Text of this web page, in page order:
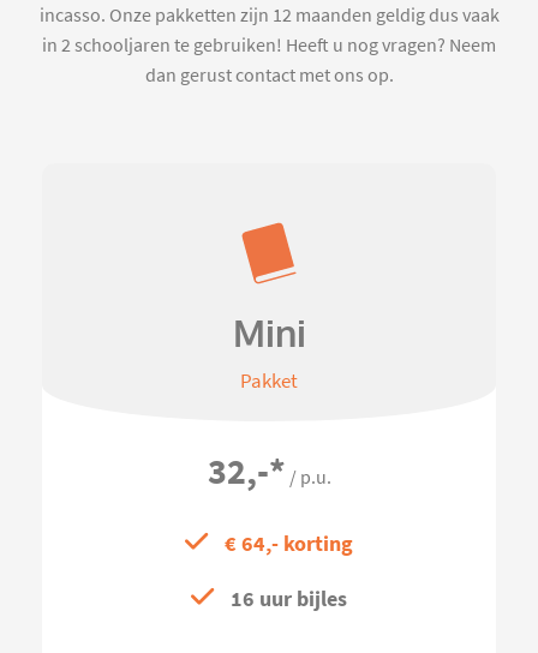
incasso. Onze pakketten zijn 12 maanden geldig dus vaak
in 2 schooljaren te gebruiken! Heeft u nog vragen? Neem
dan gerust contact met ons op.
Mini
Pakket
32,-* / p.u.
€ 64,- korting
16 uur bijles